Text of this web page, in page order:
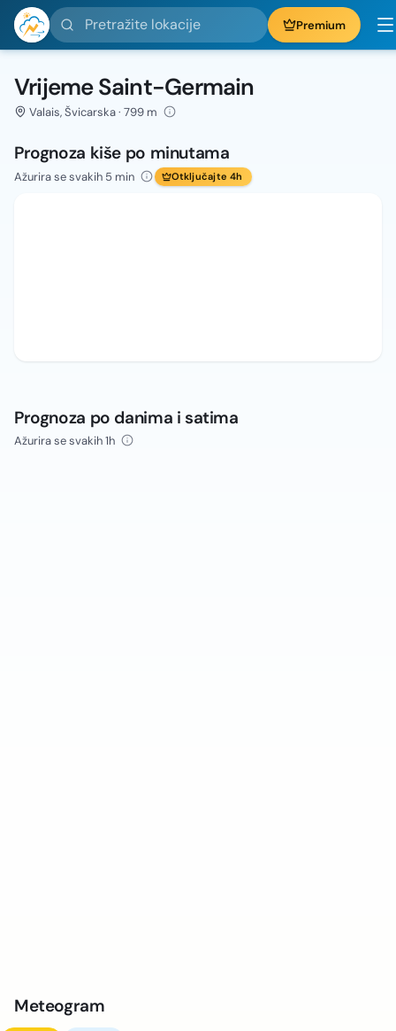
Pretražite lokacije Premium
Vrijeme Saint-Germain
Valais, Švicarska · 799 m
Prognoza kiše po minutama
Ažurira se svakih 5 min Otključajte 4h
Prognoza po danima i satima
Ažurira se svakih 1h
Meteogram